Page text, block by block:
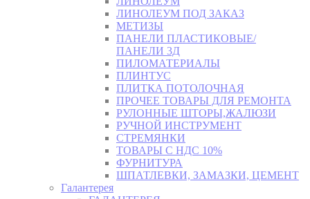
ЛИНОЛЕУМ ПОД ЗАКАЗ
МЕТИЗЫ
ПАНЕЛИ ПЛАСТИКОВЫЕ/
ПАНЕЛИ 3Д
ПИЛОМАТЕРИАЛЫ
ПЛИНТУС
ПЛИТКА ПОТОЛОЧНАЯ
ПРОЧЕЕ ТОВАРЫ ДЛЯ РЕМОНТА
РУЛОННЫЕ ШТОРЫ,ЖАЛЮЗИ
РУЧНОЙ ИНСТРУМЕНТ
СТРЕМЯНКИ
ТОВАРЫ С НДС 10%
ФУРНИТУРА
ШПАТЛЕВКИ, ЗАМАЗКИ, ЦЕМЕНТ
Галантерея